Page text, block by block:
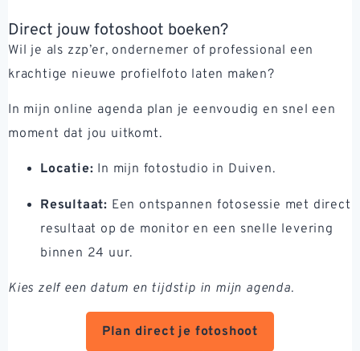
Direct jouw fotoshoot boeken?
Wil je als zzp’er, ondernemer of professional een
krachtige nieuwe profielfoto laten maken?
In mijn online agenda plan je eenvoudig en snel een
moment dat jou uitkomt.
Locatie: In mijn fotostudio in Duiven.
Resultaat: Een ontspannen fotosessie met direct
resultaat op de monitor en een snelle levering
binnen 24 uur.
Kies zelf een datum en tijdstip in mijn agenda.
Plan direct je fotoshoot